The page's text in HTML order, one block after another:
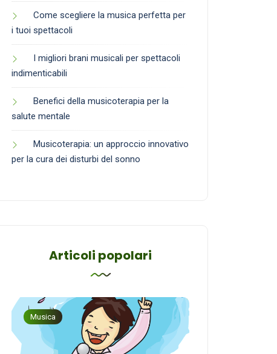
Come scegliere la musica perfetta per
i tuoi spettacoli
I migliori brani musicali per spettacoli
indimenticabili
Benefici della musicoterapia per la
salute mentale
Musicoterapia: un approccio innovativo
per la cura dei disturbi del sonno
Articoli popolari
Musica